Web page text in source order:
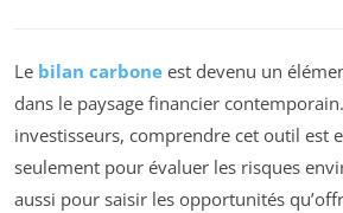
Le bilan carbone est devenu un
dans le paysage financier
investisseurs, comprendre cet outil est
seulement pour évaluer les risques
aussi pour saisir les opportunités